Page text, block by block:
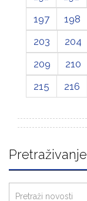
197
198
203
204
209
210
215
216
Pretraživanje